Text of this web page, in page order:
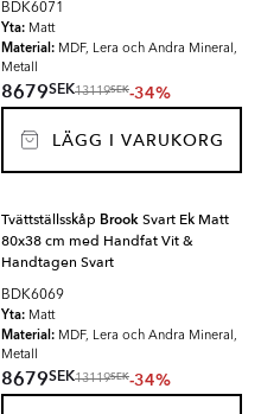
BDK6071
Yta: Matt
Material: MDF, Lera och Andra Mineral,
Metall
8679SEK13119SEK-34%
LÄGG I VARUKORG
Tvättställsskåp BrookSvart Ek Matt
80x38 cm med Handfat Vit &
Handtagen Svart
BDK6069
Yta: Matt
Material: MDF, Lera och Andra Mineral,
Metall
8679SEK13119SEK-34%